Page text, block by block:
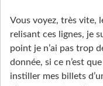
Vous voyez, très vite,
relisant ces lignes, je
point je n’ai pas trop
donnée, si ce n’est
instiller mes billets